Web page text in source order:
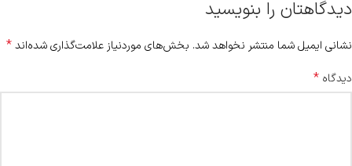
دیدگاهتان را بنویسید
نشانی ایمیل شما منتشر نخواهد شد. بخش‌های موردنیاز علامت‌گذاری شده‌اند*
دیدگاه *